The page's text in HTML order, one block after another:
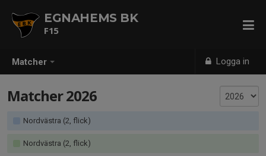
Matcher Logga in
EGNAHEMS BK
F15
Matcher 2026
Nordvästra (2, flick)
Nordvästra (2, flick)